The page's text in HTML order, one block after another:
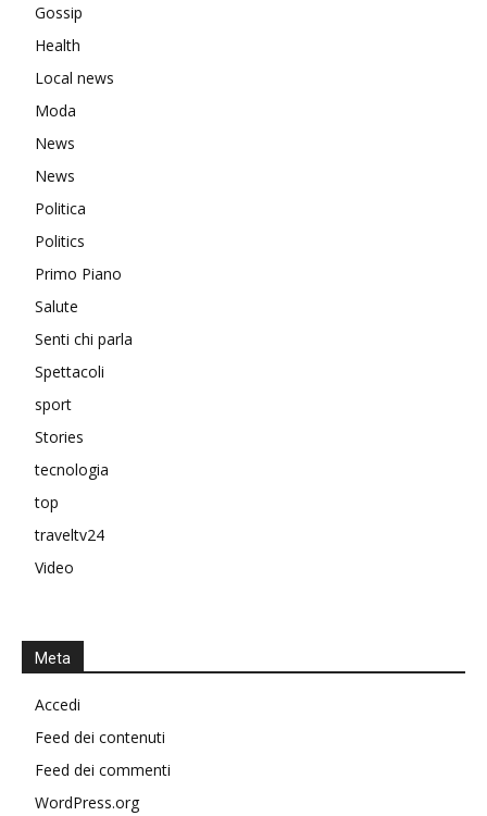
Gossip
Health
Local news
Moda
News
News
Politica
Politics
Primo Piano
Salute
Senti chi parla
Spettacoli
sport
Stories
tecnologia
top
traveltv24
Video
Meta
Accedi
Feed dei contenuti
Feed dei commenti
WordPress.org